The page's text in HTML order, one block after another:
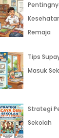
Remaja
Tips
Masuk
Strategi
Sekolah